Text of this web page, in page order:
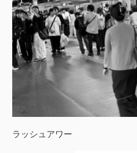
ラッシュアワー